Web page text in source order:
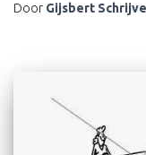
Door Gijsbert